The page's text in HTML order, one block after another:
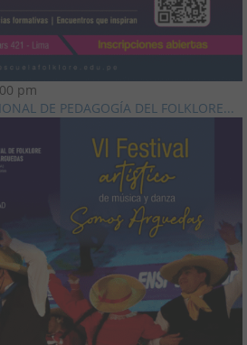
pm
DE PEDAGOGÍA DEL FOLKLORE...